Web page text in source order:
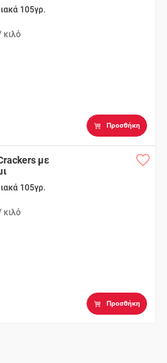
105γρ.
κιλό
Προσθήκη
με
105γρ.
κιλό
Προσθήκη